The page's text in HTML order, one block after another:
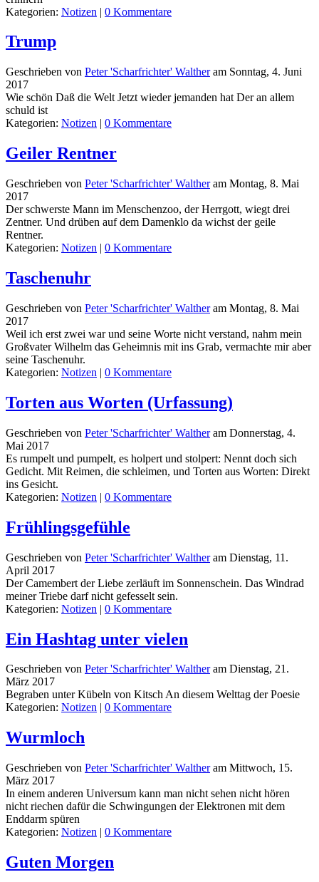
Kategorien: Notizen | 0 Kommentare
Trump
Geschrieben von Peter 'Scharfrichter' Waltheram Sonntag, 4. Juni
2017
Wie schön Daß die Welt Jetzt wieder jemanden hat Der an allem
schuld ist
Kategorien: Notizen | 0 Kommentare
Geiler Rentner
Geschrieben von Peter 'Scharfrichter' Waltheram Montag, 8. Mai
2017
Der schwerste Mann im Menschenzoo, der Herrgott, wiegt drei
Zentner. Und drüben auf dem Damenklo da wichst der geile
Rentner.
Kategorien: Notizen | 0 Kommentare
Taschenuhr
Geschrieben von Peter 'Scharfrichter' Waltheram Montag, 8. Mai
2017
Weil ich erst zwei war und seine Worte nicht verstand, nahm mein
Großvater Wilhelm das Geheimnis mit ins Grab, vermachte mir aber
seine Taschenuhr.
Kategorien: Notizen | 0 Kommentare
Torten aus Worten (Urfassung)
Geschrieben von Peter 'Scharfrichter' Waltheram Donnerstag, 4.
Mai 2017
Es rumpelt und pumpelt, es holpert und stolpert: Nennt doch sich
Gedicht. Mit Reimen, die schleimen, und Torten aus Worten: Direkt
ins Gesicht.
Kategorien: Notizen | 0 Kommentare
Frühlingsgefühle
Geschrieben von Peter 'Scharfrichter' Waltheram Dienstag, 11.
April 2017
Der Camembert der Liebe zerläuft im Sonnenschein. Das Windrad
meiner Triebe darf nicht gefesselt sein.
Kategorien: Notizen | 0 Kommentare
Ein Hashtag unter vielen
Geschrieben von Peter 'Scharfrichter' Waltheram Dienstag, 21.
März 2017
Begraben unter Kübeln von Kitsch An diesem Welttag der Poesie
Kategorien: Notizen | 0 Kommentare
Wurmloch
Geschrieben von Peter 'Scharfrichter' Waltheram Mittwoch, 15.
März 2017
In einem anderen Universum kann man nicht sehen nicht hören
nicht riechen dafür die Schwingungen der Elektronen mit dem
Enddarm spüren
Kategorien: Notizen | 0 Kommentare
Guten Morgen